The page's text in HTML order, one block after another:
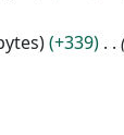
+339